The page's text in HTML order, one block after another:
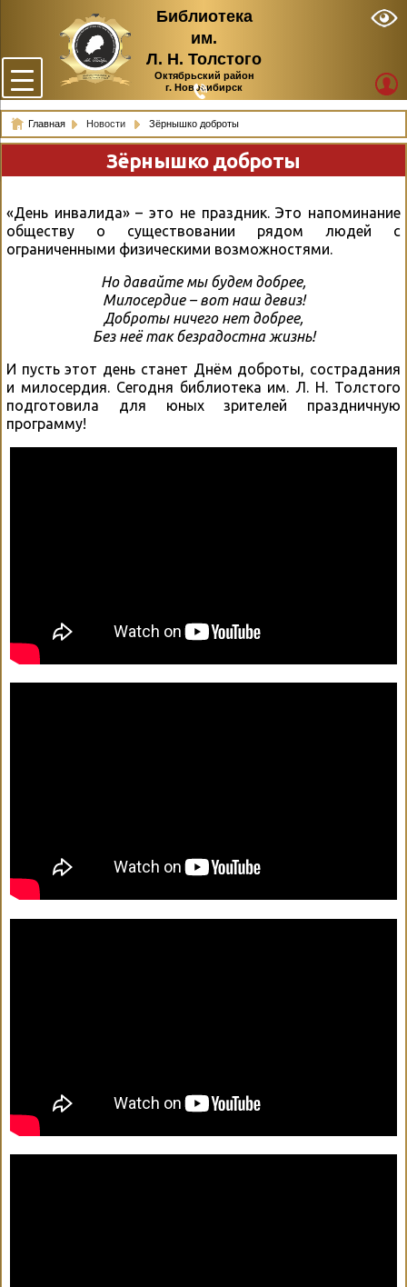
Библиотека
им.
Л. Н. Толстого
Октябрьский район
г. Новосибирск
Главная Новости Зёрнышко доброты
Зёрнышко доброты
«День инвалида» – это не праздник. Это напоминание
обществу о существовании рядом людей с
ограниченными физическими возможностями.
Но давайте мы будем добрее,
Милосердие – вот наш девиз!
Доброты ничего нет добрее,
Без неё так безрадостна жизнь!
И пусть этот день станет Днём доброты, сострадания
и милосердия. Сегодня библиотека им. Л. Н. Толстого
подготовила для юных зрителей праздничную
программу!